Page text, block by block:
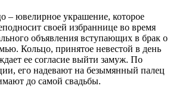
– ювелирное украшение, которое
своей избраннице во время
объявления вступающих в брак о
Кольцо, принятое невестой в день
ее согласие выйти замуж. По
его надевают на безымянный палец
до самой свадьбы.